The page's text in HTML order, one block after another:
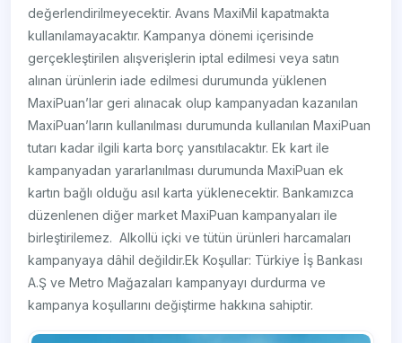
değerlendirilmeyecektir. Avans MaxiMil kapatmakta
kullanılamayacaktır. Kampanya dönemi içerisinde
gerçekleştirilen alışverişlerin iptal edilmesi veya satın
alınan ürünlerin iade edilmesi durumunda yüklenen
MaxiPuan’lar geri alınacak olup kampanyadan kazanılan
MaxiPuan’ların kullanılması durumunda kullanılan MaxiPuan
tutarı kadar ilgili karta borç yansıtılacaktır. Ek kart ile
kampanyadan yararlanılması durumunda MaxiPuan ek
kartın bağlı olduğu asıl karta yüklenecektir. Bankamızca
düzenlenen diğer market MaxiPuan kampanyaları ile
birleştirilemez. Alkollü içki ve tütün ürünleri harcamaları
kampanyaya dâhil değildir.Ek Koşullar: Türkiye İş Bankası
A.Ş ve Metro Mağazaları kampanyayı durdurma ve
kampanya koşullarını değiştirme hakkına sahiptir.